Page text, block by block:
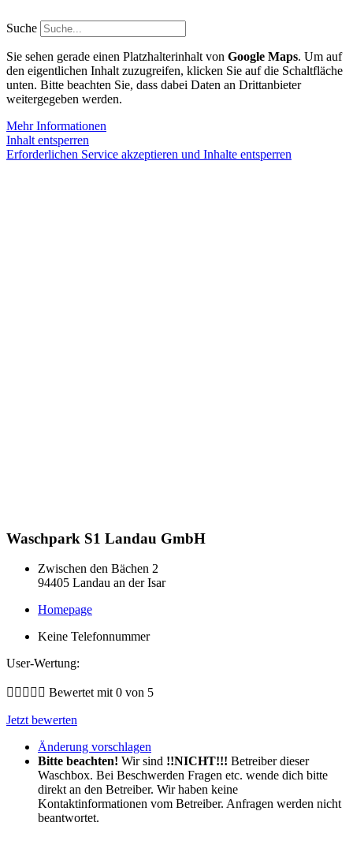
Inhalt
springen
Suche
Sie sehen gerade einen Platzhalterinhalt von Google Maps. Um auf
den eigentlichen Inhalt zuzugreifen, klicken Sie auf die Schaltfläche
unten. Bitte beachten Sie, dass dabei Daten an Drittanbieter
weitergegeben werden.
Mehr Informationen
Inhalt entsperren
Erforderlichen Service akzeptieren und Inhalte entsperren
Waschpark S1 Landau GmbH
Zwischen den Bächen 2
94405 Landau an der Isar
Homepage
Keine Telefonnummer
User-Wertung:
     Bewertet mit 0 von 5
Jetzt bewerten
Änderung vorschlagen
Bitte beachten! Wir sind !!NICHT!!! Betreiber dieser
Waschbox. Bei Beschwerden Fragen etc. wende dich bitte
direkt an den Betreiber. Wir haben keine
Kontaktinformationen vom Betreiber. Anfragen werden nicht
beantwortet.